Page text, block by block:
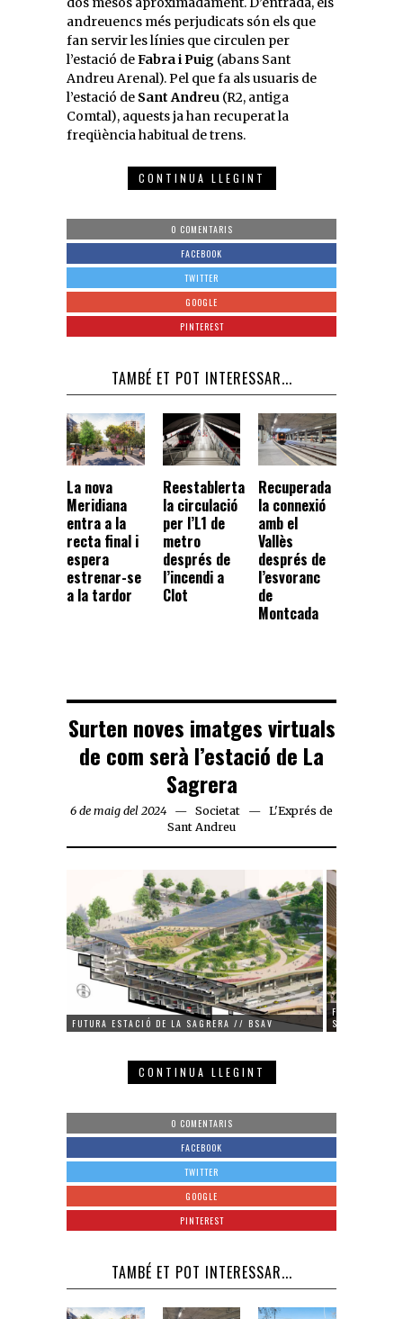
andreuencs més perjudicats són els que
fan servir les línies que circulen per
l’estació deFabra i Puig (abans Sant
Andreu Arenal). Pel que fa als usuaris de
l’estació de Sant Andreu (R2, antiga
Comtal), aquests ja han recuperat la
freqüència habitual de trens.
CONTINUA LLEGINT
0 COMENTARIS
FACEBOOK
TWITTER
GOOGLE
PINTEREST
TAMBÉ ET POT INTERESSAR...
La nova
Meridiana
entra a la
recta final i
espera
estrenar-se
a la tardor
Reestablerta
la circulació
per l’L1 de
metro
després de
l’incendi a
Clot
Recuperada
la connexió
amb el
Vallès
després de
l’esvoranc
de
Montcada
Surten noves imatges virtuals
de com serà l’estació de La
Sagrera
6 de maig del 2024 Societat
L'Exprés de
Sant Andreu
FUTURA ESTACIÓ DE LA SAGRERA // BSAV
FUTURA
SAGRERA //
CONTINUA LLEGINT
0 COMENTARIS
FACEBOOK
TWITTER
GOOGLE
PINTEREST
TAMBÉ ET POT INTERESSAR...